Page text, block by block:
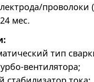
проволоки
мес.
тип
вентилятора;